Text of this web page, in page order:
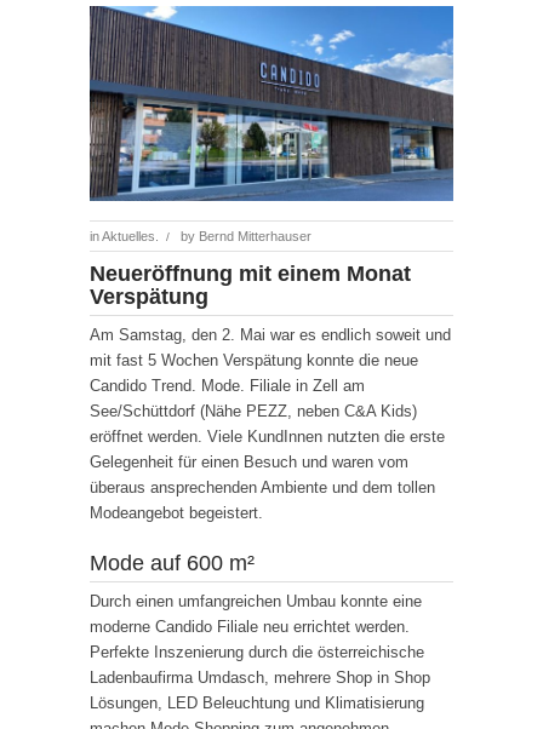
inAktuelles. / by Bernd Mitterhauser
Neueröffnung mit einem Monat
Verspätung
Am Samstag, den 2. Mai war es endlich soweit und
mit fast 5 Wochen Verspätung konnte die neue
Candido Trend. Mode. Filiale in Zell am
See/Schüttdorf (Nähe PEZZ, neben C&A Kids)
eröffnet werden. Viele KundInnen nutzten die erste
Gelegenheit für einen Besuch und waren vom
überaus ansprechenden Ambiente und dem tollen
Modeangebot begeistert.
Mode auf 600 m²
Durch einen umfangreichen Umbau konnte eine
moderne Candido Filiale neu errichtet werden.
Perfekte Inszenierung durch die österreichische
Ladenbaufirma Umdasch, mehrere Shop in Shop
Lösungen, LED Beleuchtung und Klimatisierung